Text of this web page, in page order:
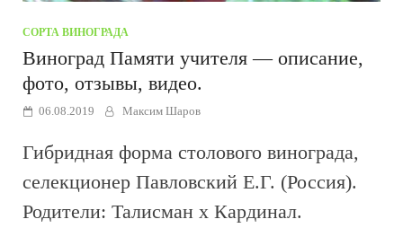
СОРТА ВИНОГРАДА
Виноград Памяти учителя — описание,
фото, отзывы, видео.
06.08.2019 Максим Шаров
Гибридная форма столового винограда,
селекционер Павловский Е.Г. (Россия).
Родители: Талисман х Кардинал.